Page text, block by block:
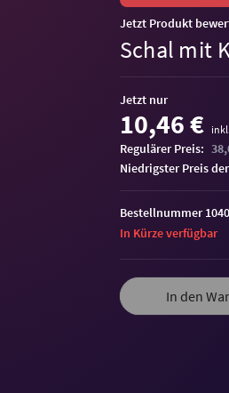
Jetzt Produkt
Schal mit
Jetzt nur
10,46 €
Regulärer Preis:
niedrigster Preis
In den
Bestellnummer
In Kürze verfügbar